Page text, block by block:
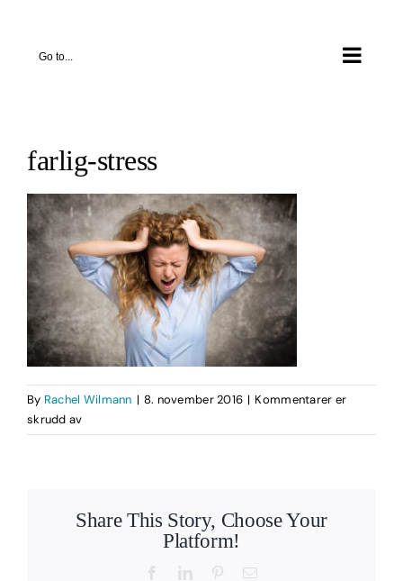
content
Go to...
farlig-stress
By Rachel Wilmann | 8. november 2016 | Kommentarer er
skrudd avfor
farlig-
Share This Story, Choose Your
Platform!
FacebookLinkedInPinterestEmail